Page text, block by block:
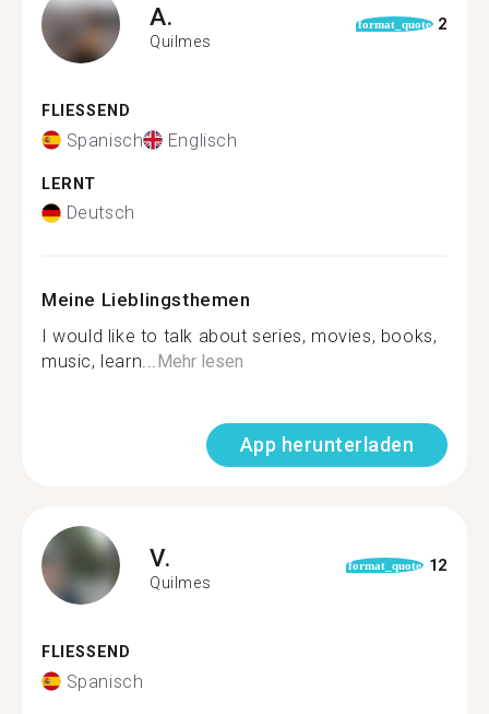
A.
Quilmes
format_quote 2
FLIESSEND
Spanisch Englisch
LERNT
Deutsch
Meine Lieblingsthemen
I would like to talk about series, movies, books,
music, learn...Mehr lesen
App herunterladen
V.
Quilmes
format_quote 12
FLIESSEND
Spanisch